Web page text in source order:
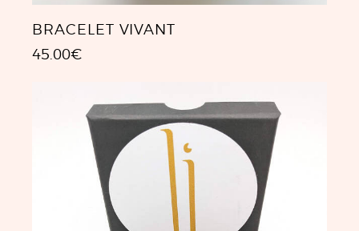
BRACELET VIVANT
45.00€